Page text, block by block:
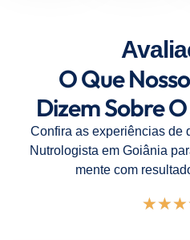
O Que
Dizem Sobre
Confira as experiências de
Nutrologista em Goiânia
mente com
★★★